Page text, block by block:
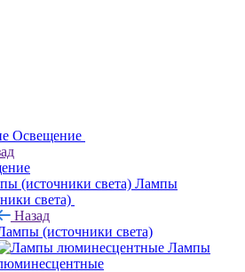
Освещение
Лампы
света)
Назад
(источники света)
Лампы